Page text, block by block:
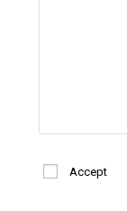
Accept